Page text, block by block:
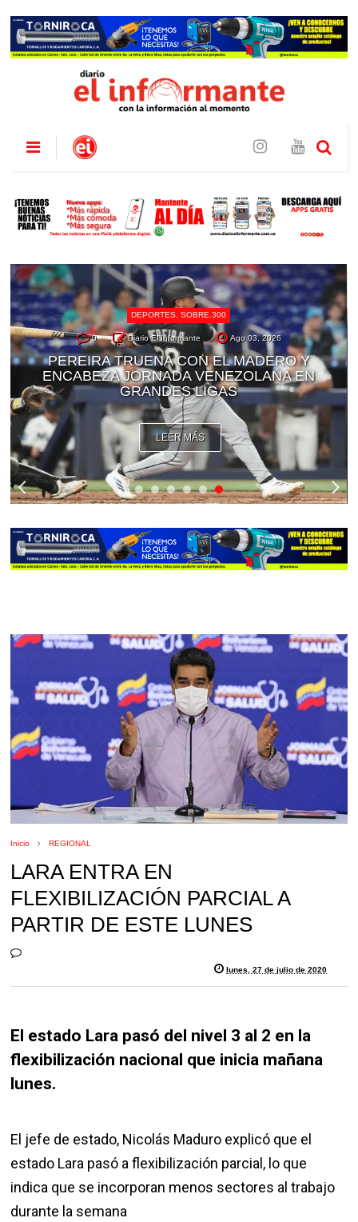
DEPORTES,SOBRE.300
0 Diario El Informante Ago 03, 2026
PEREIRA TRUENA CON EL MADERO Y
ENCABEZA JORNADA VENEZOLANA EN
GRANDES LIGAS
LEER MÁS
Inicio REGIONAL
LARA ENTRA EN
FLEXIBILIZACIÓN PARCIAL A
PARTIR DE ESTE LUNES
lunes, 27 de julio de 2020
El estado Lara pasó del nivel 3 al 2 en la
flexibilización nacional que inicia mañana
lunes.
El jefe de estado, Nicolás Maduro explicó que el
estado Lara pasó a flexibilización parcial, lo que
indica que se incorporan menos sectores al trabajo
durante la semana